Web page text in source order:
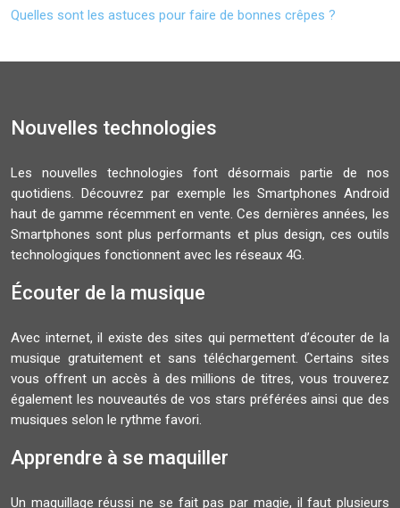
Quelles sont les astuces pour faire de bonnes crêpes ?
Nouvelles technologies
Les nouvelles technologies font désormais partie de nos
quotidiens. Découvrez par exemple les Smartphones Android
haut de gamme récemment en vente. Ces dernières années, les
Smartphones sont plus performants et plus design, ces outils
technologiques fonctionnent avec les réseaux 4G.
Écouter de la musique
Avec internet, il existe des sites qui permettent d’écouter de la
musique gratuitement et sans téléchargement. Certains sites
vous offrent un accès à des millions de titres, vous trouverez
également les nouveautés de vos stars préférées ainsi que des
musiques selon le rythme favori.
Apprendre à se maquiller
Un maquillage réussi ne se fait pas par magie, il faut plusieurs